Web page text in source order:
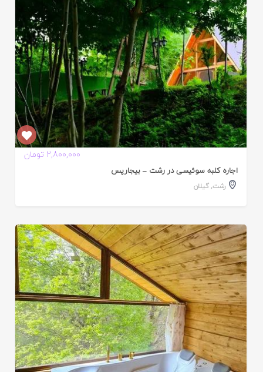
2,800,000 تومان
اجاره کلبه سوئیسی در رشت – بیجارپس
رشت,گیلان